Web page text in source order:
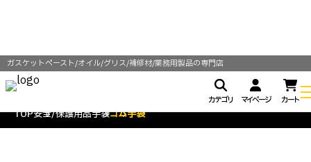
ガスケットペースト/オイル/グリス/補修材/業務用製品の専門店
カテゴリ マイページ カート
TOP安全/保護用品手袋ゴム手袋